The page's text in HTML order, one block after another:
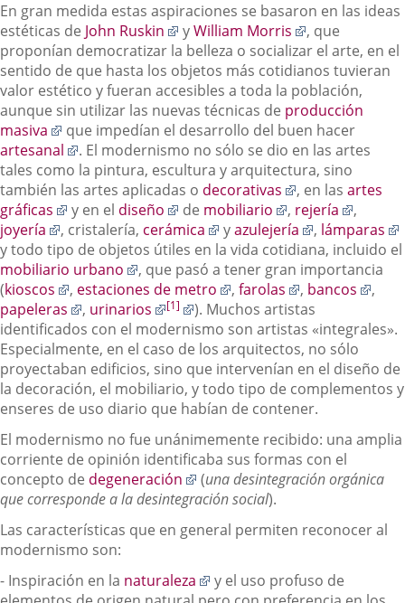
En gran medida estas aspiraciones se basaron en las ideas
estéticas de John Ruskin
Enlace
a
una
aplicación
externa.
yWilliam Morris
Enlace
a
una
aplicación
externa.
, que
proponían democratizar la belleza o socializar el arte, en el
sentido de que hasta los objetos más cotidianos tuvieran
valor estético y fueran accesibles a toda la población,
aunque sin utilizar las nuevas técnicas de producción
masiva
Enlace
a
una
aplicación
externa.
que impedían el desarrollo del buen hacer
artesanal
Enlace
a
una
aplicación
externa.
. El modernismo no sólo se dio en las artes
tales como la pintura, escultura y arquitectura, sino
también las artes aplicadas o decorativas
Enlace
a
una
aplicación
externa.
, en las artes
gráficas
Enlace
a
una
aplicación
externa.
y en el diseño
Enlace
a
una
aplicación
externa.
de mobiliario
Enlace
a
una
aplicación
externa.
, rejería
Enlace
a
una
,
joyería
Enlace
a
una
aplicación
externa.
, cristalería, cerámica
Enlace
a
una
aplicación
externa.
yazulejería
Enlace
a
una
aplicación
externa.
, lámparas
y todo tipo de objetos útiles en la vida cotidiana, incluido el
mobiliario urbano
Enlace
a
una
aplicación
externa.
, que pasó a tener gran importancia
(kioscos
Enlace
a
una
aplicación
externa.
, estaciones de metro
Enlace
a
una
aplicación
externa.
, farolas
Enlace
a
una
aplicación
externa.
, bancos
una
,
papeleras
Enlace
a
una
aplicación
externa.
, urinarios
Enlace
a
una
aplicación
externa.
[1]
Enlace
a
una
aplicación
externa.
​). Muchos artistas
identificados con el modernismo son artistas «integrales».
Especialmente, en el caso de los arquitectos, no sólo
proyectaban edificios, sino que intervenían en el diseño de
la decoración, el mobiliario, y todo tipo de complementos y
enseres de uso diario que habían de contener.
El modernismo no fue unánimemente recibido: una amplia
corriente de opinión identificaba sus formas con el
concepto de degeneración
Enlace
a
aplicación
(una desintegración orgánica
que corresponde a la desintegración social).
Las características que en general permiten reconocer al
modernismo son:
- Inspiración en la naturaleza
Enlace
y el uso profuso de